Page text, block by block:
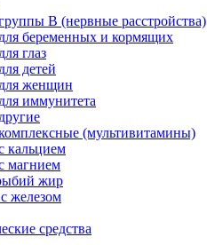
В (нервные расстройства)
беременных и кормящих
глаз
детей
женщин
иммунитета
(мультивитамины)
кальцием
магнием
жир
железом
средства